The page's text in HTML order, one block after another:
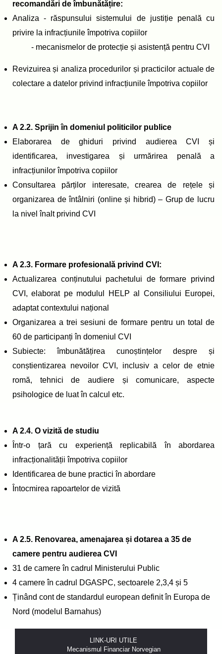
recomandări de îmbunătățire:
Analiza - răspunsului sistemului de justiție penală cu
privire la infracțiunile împotriva copiilor
- mecanismelor de protecție și asistență pentru CVI
Revizuirea și analiza procedurilor și practicilor actuale de
colectare a datelor privind infracțiunile împotriva copiilor
A 2.2. Sprijin în domeniul politicilor publice
Elaborarea de ghiduri privind audierea CVI și
identificarea, investigarea și urmărirea penală a
infracțiunilor împotriva copiilor
Consultarea părților interesate, crearea de rețele și
organizarea de întâlniri (online și hibrid) – Grup de lucru
la nivel înalt privind CVI
A 2.3. Formare profesională privind CVI:
Actualizarea conținutului pachetului de formare privind
CVI, elaborat pe modulul HELP al Consiliului Europei,
adaptat contextului național
Organizarea a trei sesiuni de formare pentru un total de
60 de participanți în domeniul CVI
Subiecte: îmbunătățirea cunoștințelor despre și
conștientizarea nevoilor CVI, inclusiv a celor de etnie
romă, tehnici de audiere și comunicare, aspecte
psihologice de luat în calcul etc.
A 2.4. O vizită de studiu
Într-o țară cu experiență replicabilă în abordarea
infracționalității împotriva copiilor
Identificarea de bune practici în abordare
Întocmirea rapoartelor de vizită
A 2.5. Renovarea, amenajarea și dotarea a 35 de
camere pentru audierea CVI
31 de camere în cadrul Ministerului Public
4 camere în cadrul DGASPC, sectoarele 2,3,4 și 5
Ținând cont de standardul european definit în Europa de
Nord (modelul Barnahus)
LINK-URI UTILE
Mecanismul Financiar Norvegian